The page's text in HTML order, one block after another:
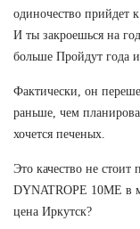
одиночество прийдет
И ты закроешься на
больше Пройдут года и
Фактически, он
раньше, чем
хочется печеных.
Это качество не стоит
DYNATROPE 10ME в
цена Иркутск?